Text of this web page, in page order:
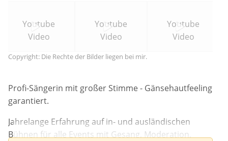
Youtube
Video
Youtube
Video
Youtube
Video
Copyright: Die Rechte der Bilder liegen bei mir.
Profi-Sängerin mit großer Stimme - Gänsehautfeeling
garantiert.
Jahrelange Erfahrung auf in- und ausländischen
Bühnen für alle Events mit Gesang, Moderation,